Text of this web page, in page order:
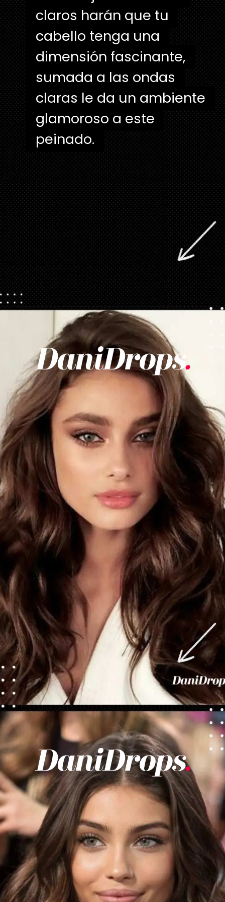
claros harán que tu
cabello tenga una
dimensión fascinante,
sumada a las ondas
claras le da un ambiente
glamoroso a este
peinado.
claros harán que tu
cabello tenga una
dimensión fascinante,
sumada a las ondas
claras le da un ambiente
glamoroso a este
peinado.
https://danidrops.com.br/es/categoria/pelo/
https://danidrops.com.br/es/categoria/pelo/